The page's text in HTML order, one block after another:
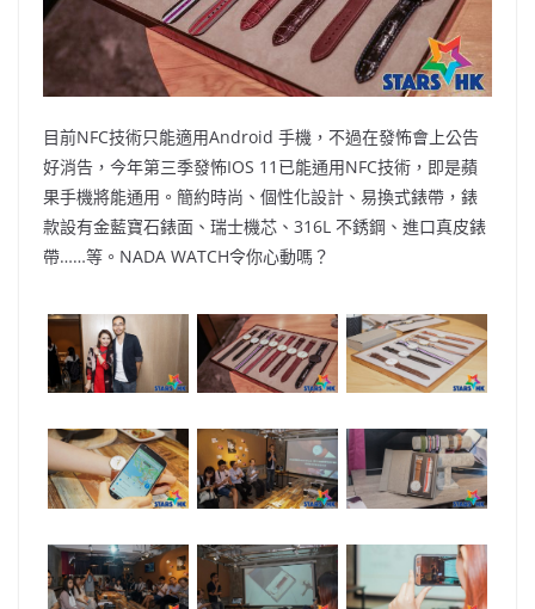
目前NFC技術只能適用Android 手機，不過在發怖會上公告
好消告，今年第三季發怖IOS 11已能通用NFC技術，即是蘋
果手機將能通用。簡約時尚、個性化設計、易換式錶帶，錶
款設有金藍寶石錶面、瑞士機芯、316L 不銹鋼、進口真皮錶
帶……等。NADA WATCH令你心動嗎？